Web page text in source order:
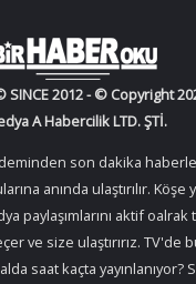
SINCE 2012 - © Copyright
A Habercilik LTD. ŞTİ.
son dakika
anında ulaştırılır. Köşe
paylaşımlarını aktif
ve size ulaştırırız. TV'de
saat kaçta yayınlanıyor?